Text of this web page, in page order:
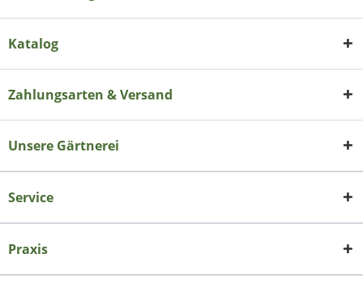
Katalog
Zahlungsarten & Versand
Unsere Gärtnerei
Service
Praxis